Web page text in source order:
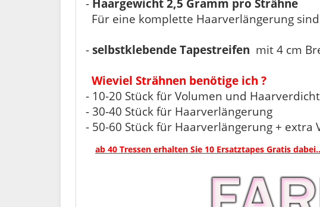
- Haargewicht 2,5 Gramm pro Strähne
Für eine komplette Haarverlängerung
- selbstklebende Tapestreifen mit 4 cm
Wieviel Strähnen benötige ich ?
- 10-20 Stück für Volumen und
- 30-40 Stück für Haarverlängerung
- 50-60 Stück für Haarverlängerung + extra
ab 40 Tressen erhalten Sie 10 Ersatztapes Gratis